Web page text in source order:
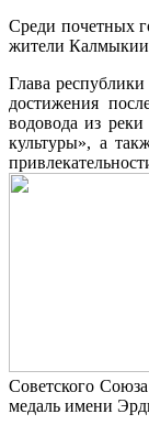
Среди почетных
жители
Глава
достижения
водовода из
культуры», а
Советского
медаль имени